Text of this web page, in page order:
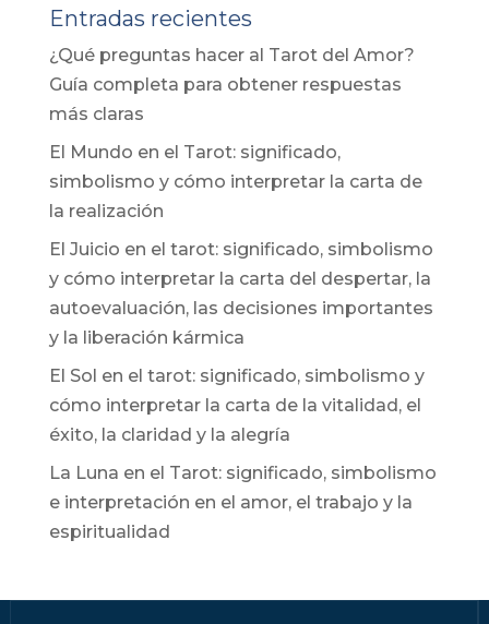
Entradas recientes
¿Qué preguntas hacer al Tarot del Amor?
Guía completa para obtener respuestas
más claras
El Mundo en el Tarot: significado,
simbolismo y cómo interpretar la carta de
la realización
El Juicio en el tarot: significado, simbolismo
y cómo interpretar la carta del despertar, la
autoevaluación, las decisiones importantes
y la liberación kármica
El Sol en el tarot: significado, simbolismo y
cómo interpretar la carta de la vitalidad, el
éxito, la claridad y la alegría
La Luna en el Tarot: significado, simbolismo
e interpretación en el amor, el trabajo y la
espiritualidad